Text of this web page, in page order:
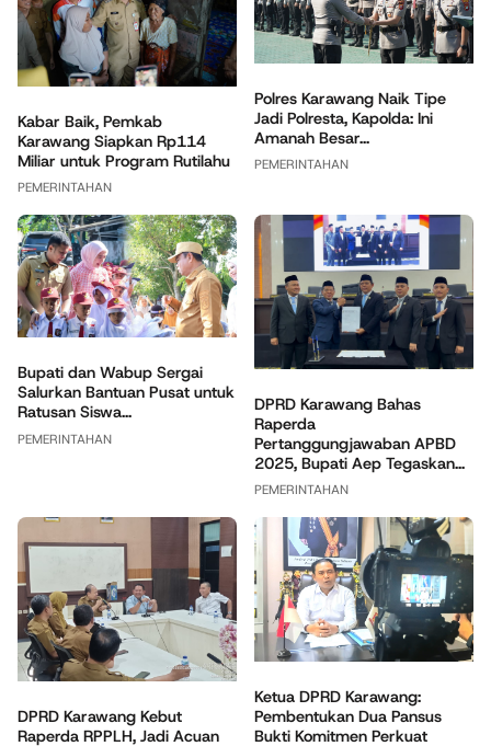
Kabar Baik, Pemkab
Karawang Siapkan Rp114
Miliar untuk Program Rutilahu
PEMERINTAHAN
Polres Karawang Naik Tipe
Jadi Polresta, Kapolda: Ini
Amanah Besar...
PEMERINTAHAN
Bupati dan Wabup Sergai
Salurkan Bantuan Pusat untuk
Ratusan Siswa...
PEMERINTAHAN
DPRD Karawang Bahas
Raperda
Pertanggungjawaban APBD
2025, Bupati Aep Tegaskan...
PEMERINTAHAN
DPRD Karawang Kebut
Raperda RPPLH, Jadi Acuan
Ketua DPRD Karawang:
Pembentukan Dua Pansus
Bukti Komitmen Perkuat